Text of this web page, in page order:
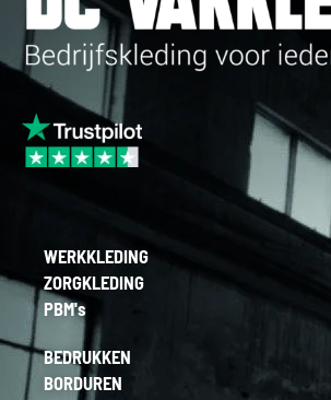
WERKKLEDING
ZORGKLEDING
PBM's
BEDRUKKEN
BORDUREN